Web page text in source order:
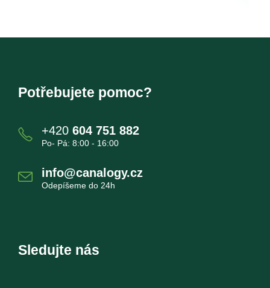
Potřebujete pomoc?
+420 604 751 882
Po- Pá: 8:00 - 16:00
info@canalogy.cz
Odepíšeme do 24h
Sledujte nás